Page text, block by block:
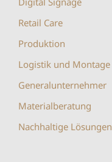
Retail Care
Produktion
Logistik und Montage
Generalunternehmer
Materialberatung
Nachhaltige Lösungen